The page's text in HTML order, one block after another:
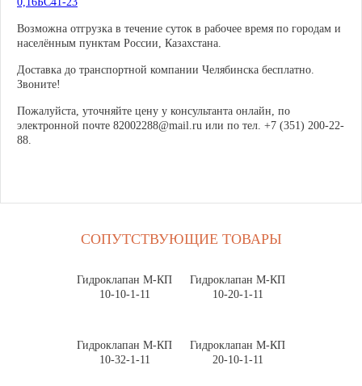
Возможна отгрузка в течение суток в рабочее время по городам и
населённым пунктам России, Казахстана.
Доставка до транспортной компании Челябинска бесплатно.
Звоните!
Пожалуйста, уточняйте цену у консультанта онлайн, по
электронной почте 82002288@mail.ru или по тел. +7 (351) 200-22-
88.
СОПУТСТВУЮЩИЕ ТОВАРЫ
Гидроклапан М-КП
10-10-1-11
Гидроклапан М-КП
10-20-1-11
Гидроклапан М-КП
10-32-1-11
Гидроклапан М-КП
20-10-1-11